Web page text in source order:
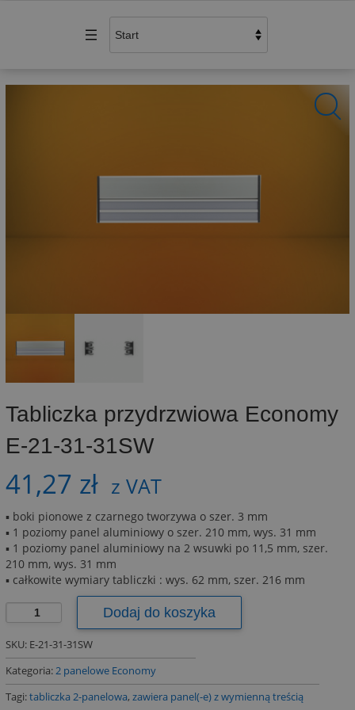
Tabliczka przydrzwiowa Economy
E-21-31-31SW
41,27 zł z VAT
▪ boki pionowe z czarnego tworzywa o szer. 3 mm
▪ 1 poziomy panel aluminiowy o szer. 210 mm, wys. 31 mm
▪ 1 poziomy panel aluminiowy na 2 wsuwki po 11,5 mm, szer.
210 mm, wys. 31 mm
▪ całkowite wymiary tabliczki : wys. 62 mm, szer. 216 mm
Tabliczka
przydrzwiowa
Economy
E-
21-
31-
Dodaj do koszyka
SKU: E-21-31-31SW
Kategoria:2 panelowe Economy
Tagi:tabliczka 2-panelowa,zawiera panel(-e) z wymienną treścią